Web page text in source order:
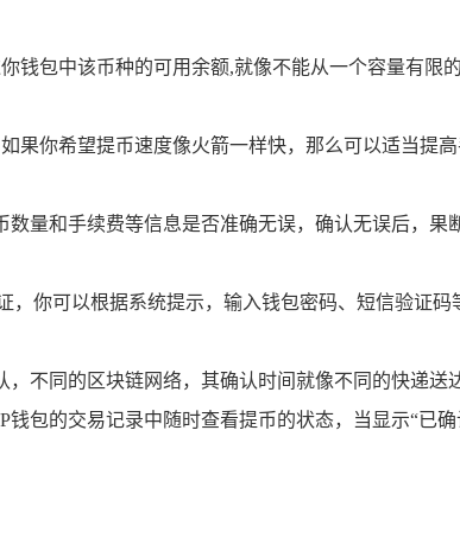
钱包中该币种的可用余额,就像不能从一个容量有限
果你希望提币速度像火箭一样快，那么可以适当提
量和手续费等信息是否准确无误，确认无误后，果
你可以根据系统提示，输入钱包密码、短信验证
不同的区块链网络，其确认时间就像不同的快递送
包的交易记录中随时查看提币的状态，当显示“已